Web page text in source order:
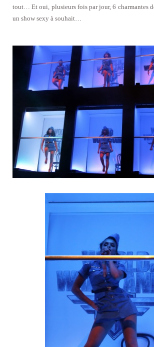
tout… Et oui, plusieurs fois par jour, 6 charmantes
un show sexy à souhait…